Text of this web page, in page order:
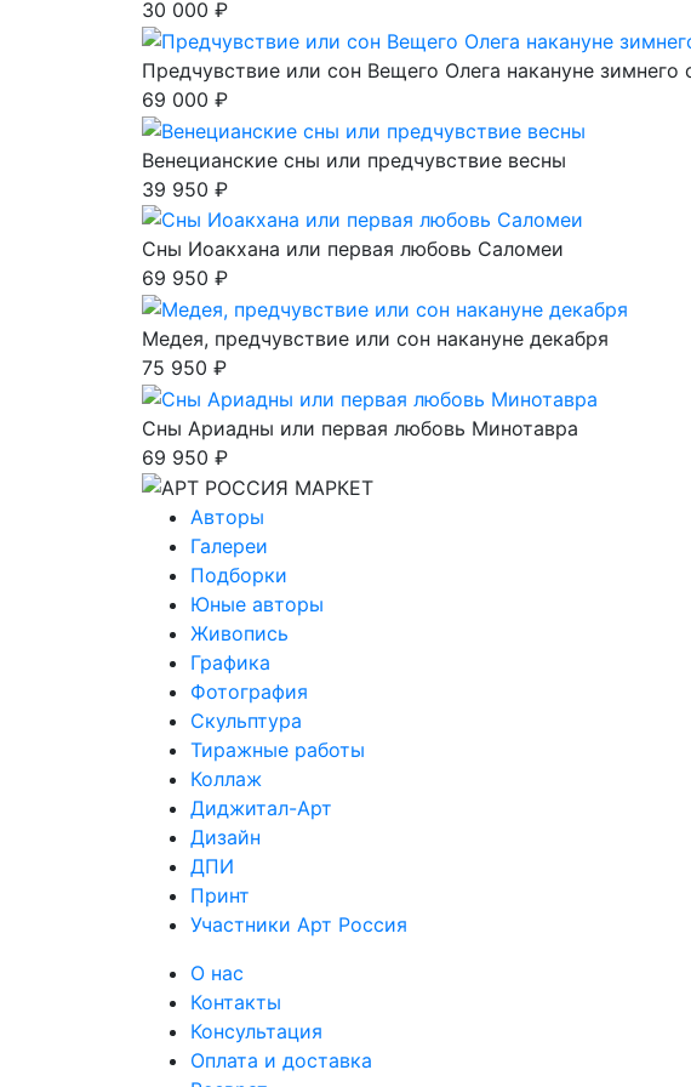
30 000 ₽
Предчувствие или сон Вещего Олега накануне зимнего
69 000 ₽
Венецианские сны или предчувствие весны
39 950 ₽
Сны Иоакхана или первая любовь Саломеи
69 950 ₽
Медея, предчувствие или сон накануне декабря
75 950 ₽
Сны Ариадны или первая любовь Минотавра
69 950 ₽
Авторы
Галереи
Подборки
Юные авторы
Живопись
Графика
Фотография
Скульптура
Тиражные работы
Коллаж
Диджитал-Арт
Дизайн
ДПИ
Принт
Участники Арт Россия
О нас
Контакты
Консультация
Оплата и доставка